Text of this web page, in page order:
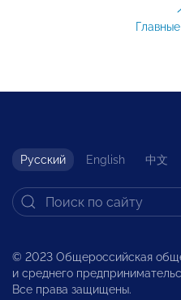
Русский English 中文
© 2023 Общероссийская
и среднего
Все права защищены.